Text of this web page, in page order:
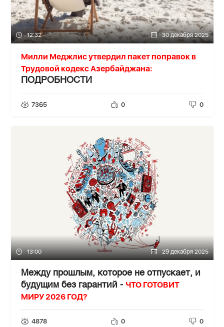
12:32 30 декабря 2025
Милли Меджлис утвердил пакет поправок в
Трудовой кодекс Азербайджана:
ПОДРОБНОСТИ
7365 0 0
13:00 29 декабря 2025
Между прошлым, которое не отпускает, и
будущим без гарантий - ЧТО ГОТОВИТ
МИРУ 2026 ГОД?
4878 0 0